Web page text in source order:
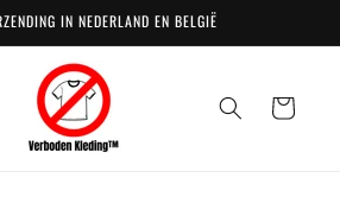
IN NEDERLAND EN BELGIË
Winkelwagen